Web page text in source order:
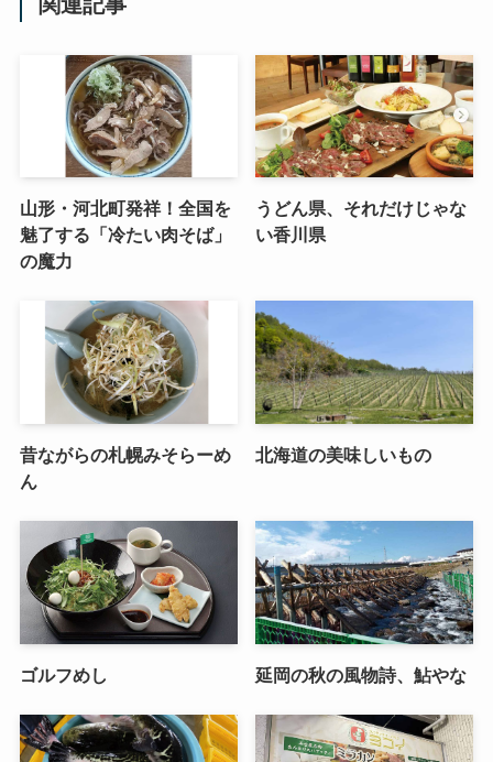
山形・河北町発祥！全国を
魅了する「冷たい肉そば」
の魔力
うどん県、それだけじゃな
い香川県
昔ながらの札幌みそらーめ
ん
北海道の美味しいもの
ゴルフめし 延岡の秋の風物詩、鮎やな